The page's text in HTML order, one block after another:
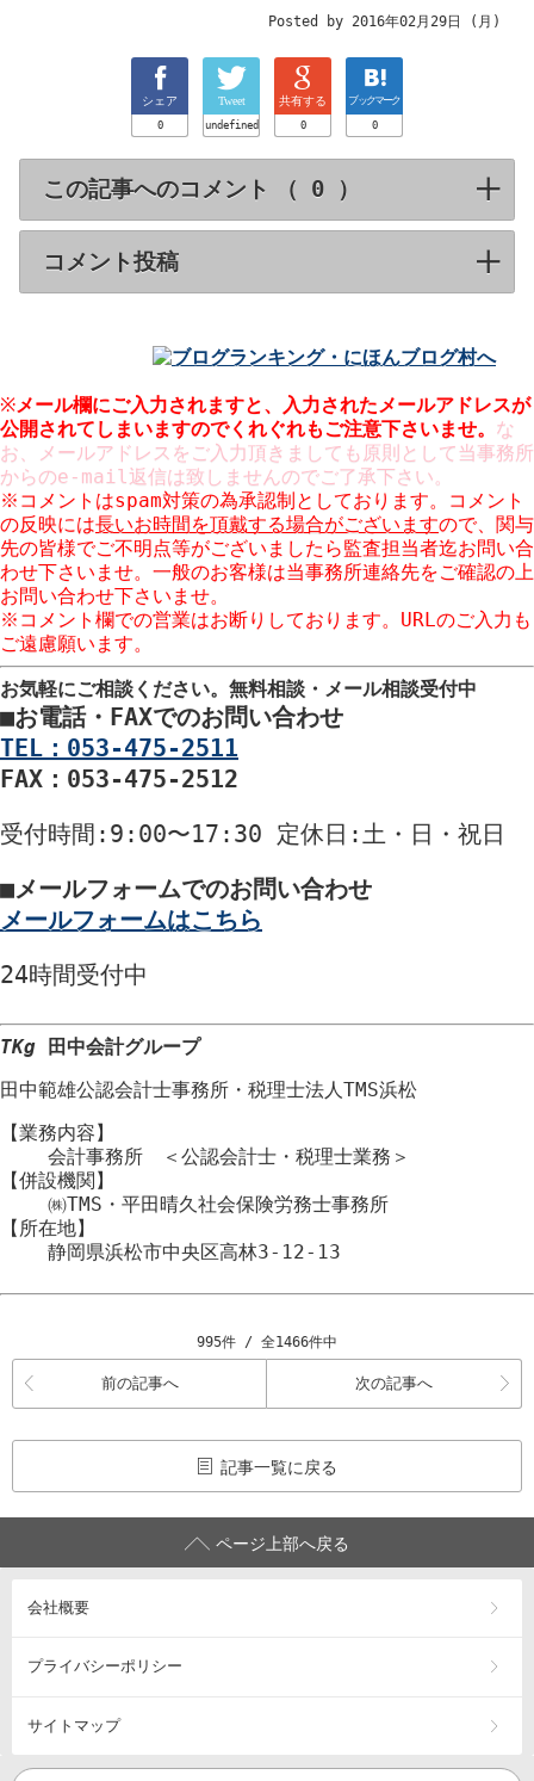
Posted by 2016年02月29日 (月)
シェア
0
Tweet
undefined
共有する
0
ブックマーク
0
この記事へのコメント （ ） click to
コメント投稿click to expand contents
※メール欄にご入力されますと、入力された メールアドレスが
公開 されてしまいますのでくれぐれもご注意下さいませ。 な
お、メールアドレスをご入力頂きましても原則として当事務所
からのe-mail返信は致しませんのでご了承下さい。
※コメントはspam対策の為承認制としております。コメント
の反映には長いお時間を頂戴する場合がございますので、関与
先の皆様でご不明点等がございましたら監査担当者迄お問い合
わせ下さいませ。一般のお客様は当事務所連絡先をご確認の上
お問い合わせ下さいませ。
※コメント欄での営業はお断りしております。URLのご入力も
ご遠慮願います。
お気軽にご相談ください。 無料相談・メール相談受付中
■お電話・FAXでのお問い合わせ
TEL：053-475-2511
FAX：053-475-2512
受付時間 :9:00〜17:30 定休日 :土・日・祝日
■メールフォームでのお問い合わせ
メールフォームはこちら
24時間受付中
TKg 田中会計グループ
田中範雄公認会計士事務所 ・ 税理士法人TMS浜松
【業務内容】
会計事務所 ＜公認会計士・税理士業務＞
【併設機関】
㈱TMS・平田晴久社会保険労務士事務所
【所在地】
静岡県浜松市中央区高林3-12-13
995件 / 全1466件中
前の記事へ 次の記事へ
記事一覧に戻る
ページ上部へ戻る
会社概要
プライバシーポリシー
サイトマップ